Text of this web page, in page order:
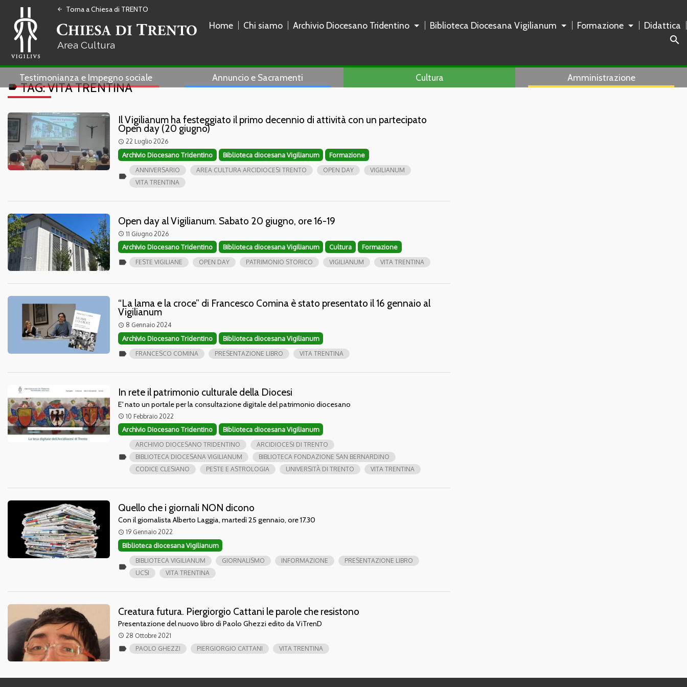
arrow_back Torna a Chiesa di TRENTO
Cultura
Home Chi siamo Archivio Diocesano Tridentino Biblioteca Diocesana Vigilianum Formazione Didattica
search
Testimonianza e Impegno sociale Annuncio e Sacramenti Cultura Amministrazione
labelTAG:VITA TRENTINA
Il Vigilianum ha festeggiato il primo decennio di attività con un partecipato
Open day (20 giugno)
access_time 22 Luglio 2026
Archivio Diocesano Tridentino Biblioteca diocesana Vigilianum Formazione
label
ANNIVERSARIO AREA CULTURA ARCIDIOCESI TRENTO OPEN DAY
VIGILIANUM
VITA TRENTINA
Open day al Vigilianum. Sabato 20 giugno, ore 16-19
access_time 11 Giugno 2026
Archivio Diocesano Tridentino Biblioteca diocesana Vigilianum Cultura Formazione
label FESTE VIGILIANE OPEN DAY PATRIMONIO STORICO VIGILIANUM VITA TRENTINA
“La lama e la croce” di Francesco Comina è stato presentato il 16 gennaio al
Vigilianum
access_time 8 Gennaio 2024
Archivio Diocesano Tridentino Biblioteca diocesana Vigilianum
label FRANCESCO COMINA PRESENTAZIONE LIBRO VITA TRENTINA
In rete il patrimonio culturale della Diocesi
E' nato un portale per la consultazione digitale del patrimonio diocesano
access_time 10 Febbraio 2022
Archivio Diocesano Tridentino Biblioteca diocesana Vigilianum
label
ARCHIVIO DIOCESANO TRIDENTINO
ARCIDIOCESI DI TRENTO
BIBLIOTECA DIOCESANA VIGILIANUM
BIBLIOTECA FONDAZIONE SAN BERNARDINO
CODICE CLESIANO
PESTE E ASTROLOGIA UNIVERSITÀ DI TRENTO VITA TRENTINA
Quello che i giornali NON dicono
Con il giornalista Alberto Laggia, martedì 25 gennaio, ore 17.30
access_time 19 Gennaio 2022
Biblioteca diocesana Vigilianum
label
BIBLIOTECA VIGILIANUM GIORNALISMO INFORMAZIONE
PRESENTAZIONE LIBRO
UCSI
VITA TRENTINA
Creatura futura. Piergiorgio Cattani le parole che resistono
Presentazione del nuovo libro di Paolo Ghezzi edito da ViTrenD
access_time 28 Ottobre 2021
label PAOLO GHEZZI PIERGIORGIO CATTANI VITA TRENTINA